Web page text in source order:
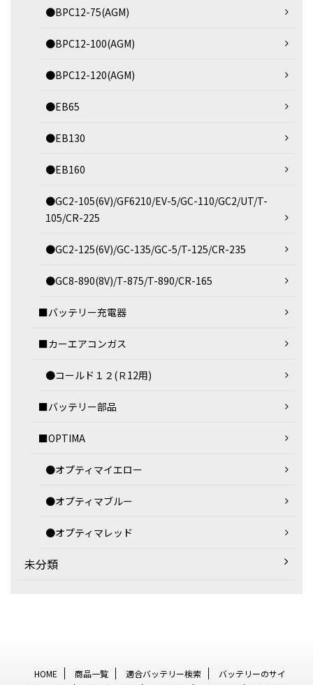
●BPC12-75(AGM)
●BPC12-100(AGM)
●BPC12-120(AGM)
●EB65
●EB130
●EB160
●GC2-105(6V)/GF6210/EV-5/GC-110/GC2/UT/T-
105/CR-225
●GC2-125(6V)/GC-135/GC-5/T-125/CR-235
●GC8-890(8V)/T-875/T-890/CR-165
■バッテリー充電器
■カーエアコンガス
●コールド１２(Ｒ12用)
■バッテリー部品
■OPTIMA
●オプティマイエロー
●オプティマブルー
●オプティマレッド
未分類
HOME 商品一覧 適合バッテリー検索
バッテリーのサイ